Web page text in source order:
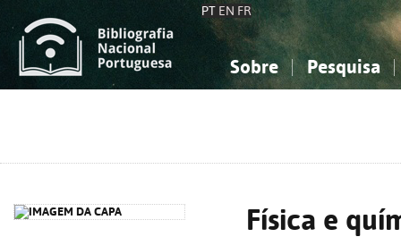
PT EN FR
Sobre Pesquisa
Física e